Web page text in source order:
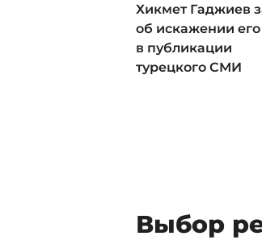
Хикмет Гаджиев
об искажении его
в публикации
турецкого СМИ
Выбор